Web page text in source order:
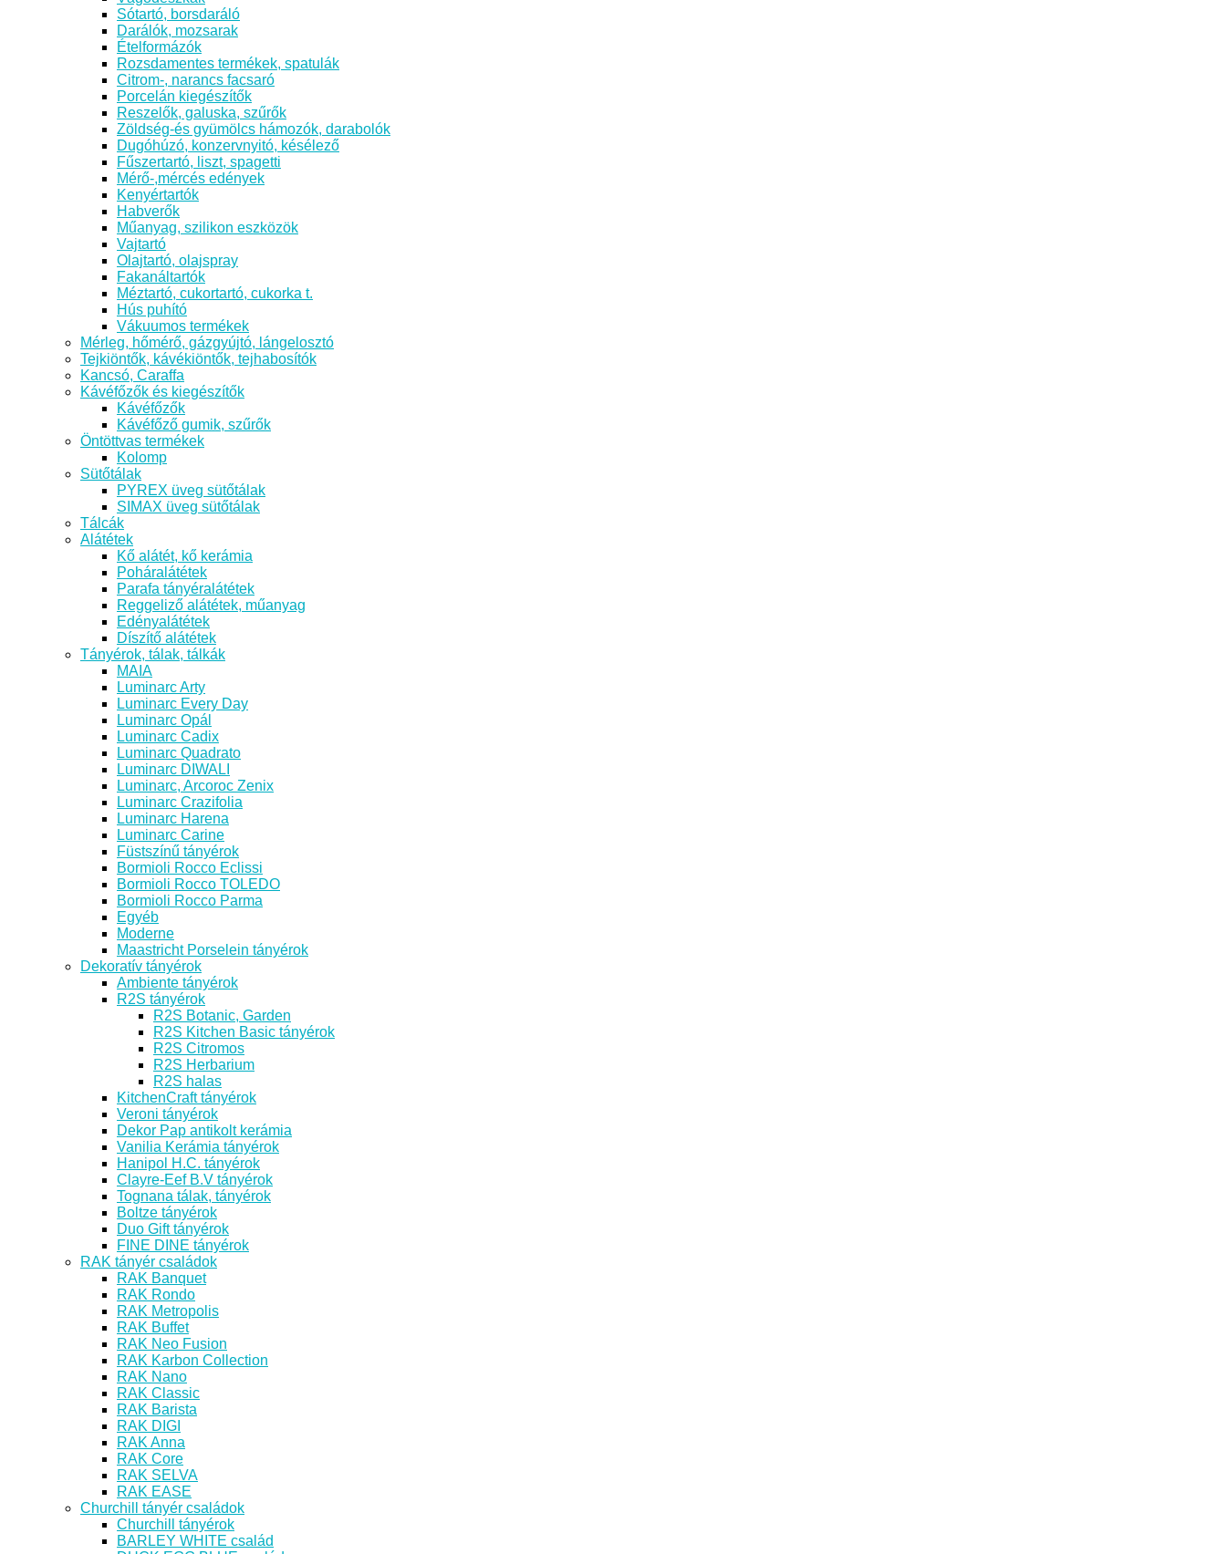
Sótartó, borsdaráló
Darálók, mozsarak
Ételformázók
Rozsdamentes termékek, spatulák
Citrom-, narancs facsaró
Porcelán kiegészítők
Reszelők, galuska, szűrők
Zöldség-és gyümölcs hámozók, darabolók
Dugóhúzó, konzervnyitó, késélező
Fűszertartó, liszt, spagetti
Mérő-,mércés edények
Kenyértartók
Habverők
Műanyag, szilikon eszközök
Vajtartó
Olajtartó, olajspray
Fakanáltartók
Méztartó, cukortartó, cukorka t.
Hús puhító
Vákuumos termékek
Mérleg, hőmérő, gázgyújtó, lángelosztó
Tejkiöntők, kávékiöntők, tejhabosítók
Kancsó, Caraffa
Kávéfőzők és kiegészítők
Kávéfőzők
Kávéfőző gumik, szűrők
Öntöttvas termékek
Kolomp
Sütőtálak
PYREX üveg sütőtálak
SIMAX üveg sütőtálak
Tálcák
Alátétek
Kő alátét, kő kerámia
Poháralátétek
Parafa tányéralátétek
Reggeliző alátétek, műanyag
Edényalátétek
Díszítő alátétek
Tányérok, tálak, tálkák
MAIA
Luminarc Arty
Luminarc Every Day
Luminarc Opál
Luminarc Cadix
Luminarc Quadrato
Luminarc DIWALI
Luminarc, Arcoroc Zenix
Luminarc Crazifolia
Luminarc Harena
Luminarc Carine
Füstszínű tányérok
Bormioli Rocco Eclissi
Bormioli Rocco TOLEDO
Bormioli Rocco Parma
Egyéb
Moderne
Maastricht Porselein tányérok
Dekoratív tányérok
Ambiente tányérok
R2S tányérok
R2S Botanic, Garden
R2S Kitchen Basic tányérok
R2S Citromos
R2S Herbarium
R2S halas
KitchenCraft tányérok
Veroni tányérok
Dekor Pap antikolt kerámia
Vanilia Kerámia tányérok
Hanipol H.C. tányérok
Clayre-Eef B.V tányérok
Tognana tálak, tányérok
Boltze tányérok
Duo Gift tányérok
FINE DINE tányérok
RAK tányér családok
RAK Banquet
RAK Rondo
RAK Metropolis
RAK Buffet
RAK Neo Fusion
RAK Karbon Collection
RAK Nano
RAK Classic
RAK Barista
RAK DIGI
RAK Anna
RAK Core
RAK SELVA
RAK EASE
Churchill tányér családok
Churchill tányérok
BARLEY WHITE család